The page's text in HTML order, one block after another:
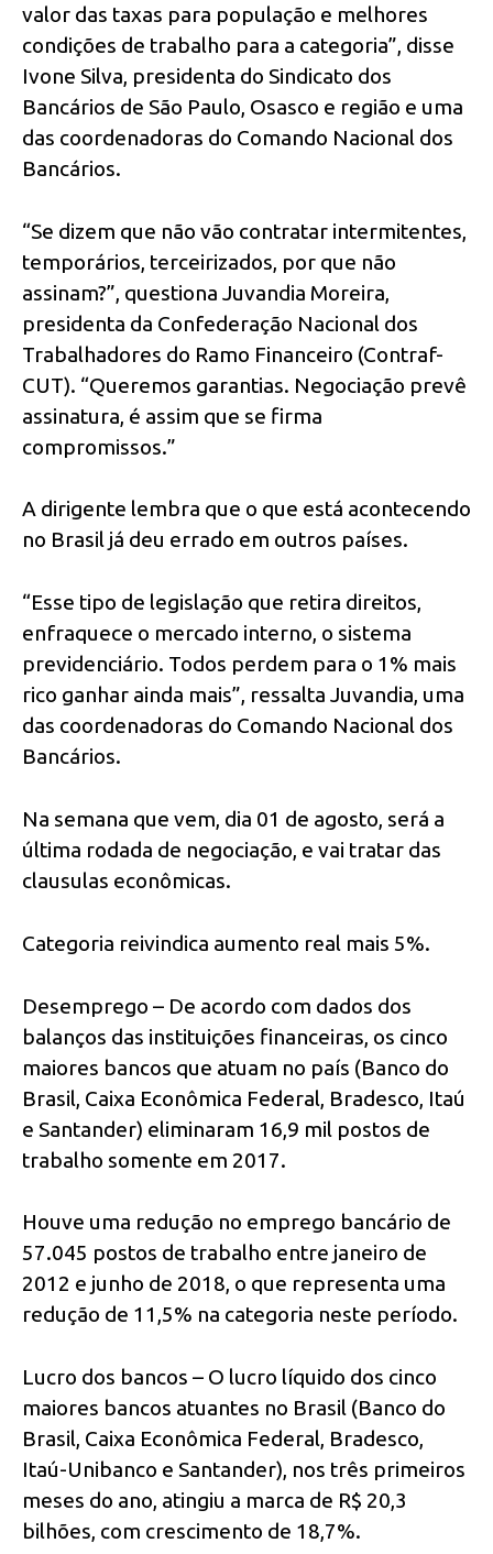
valor das taxas para população e melhores
condições de trabalho para a categoria”, disse
Ivone Silva, presidenta do Sindicato dos
Bancários de São Paulo, Osasco e região e uma
das coordenadoras do Comando Nacional dos
Bancários.
“Se dizem que não vão contratar intermitentes,
temporários, terceirizados, por que não
assinam?”, questiona Juvandia Moreira,
presidenta da Confederação Nacional dos
Trabalhadores do Ramo Financeiro (Contraf-
CUT). “Queremos garantias. Negociação prevê
assinatura, é assim que se firma
compromissos.”
A dirigente lembra que o que está acontecendo
no Brasil já deu errado em outros países.
“Esse tipo de legislação que retira direitos,
enfraquece o mercado interno, o sistema
previdenciário. Todos perdem para o 1% mais
rico ganhar ainda mais”, ressalta Juvandia, uma
das coordenadoras do Comando Nacional dos
Bancários.
Na semana que vem, dia 01 de agosto, será a
última rodada de negociação, e vai tratar das
clausulas econômicas.
Categoria reivindica aumento real mais 5%.
Desemprego – De acordo com dados dos
balanços das instituições financeiras, os cinco
maiores bancos que atuam no país (Banco do
Brasil, Caixa Econômica Federal, Bradesco, Itaú
e Santander) eliminaram 16,9 mil postos de
trabalho somente em 2017.
Houve uma redução no emprego bancário de
57.045 postos de trabalho entre janeiro de
2012 e junho de 2018, o que representa uma
redução de 11,5% na categoria neste período.
Lucro dos bancos – O lucro líquido dos cinco
maiores bancos atuantes no Brasil (Banco do
Brasil, Caixa Econômica Federal, Bradesco,
Itaú-Unibanco e Santander), nos três primeiros
meses do ano, atingiu a marca de R$ 20,3
bilhões, com crescimento de 18,7%.